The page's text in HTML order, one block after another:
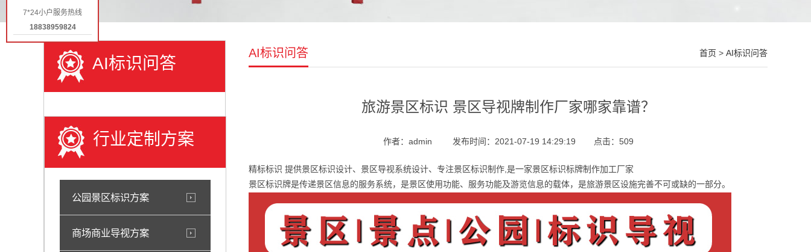
AI标识问答
行业定制方案
公园景区标识方案
商场商业导视方案
AI标识问答 首页 > AI标识问答
旅游景区标识 景区导视牌制作厂家哪家靠谱？
作者：admin 发布时间：2021-07-19 14:29:19 点击： 509
精标标识 提供景区标识设计、景区导视系统设计、专注景区标识制作,是一家景区标识标牌制作加工厂家
景区标识牌是传递景区信息的服务系统，是景区使用功能、服务功能及游览信息的载体，是旅游景区设施完善不可或缺的一部分。
7*24小户服务热线
18838959824